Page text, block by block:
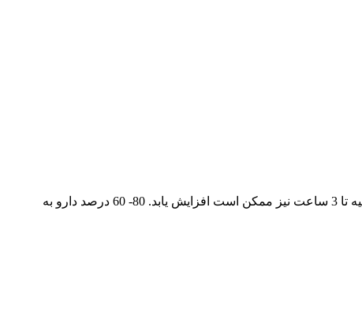
غلظت سرمی دارو 5/0 ساعت پس از تزریق عضلانی به اوج خود می رسد. نیمه عمر دارو 2/1 – 6/0 ساعت است که در صورت عیب کار کلیه تا 3 ساعت نیز ممکن است افزایش یابد. 80- 60 درصد دارو به